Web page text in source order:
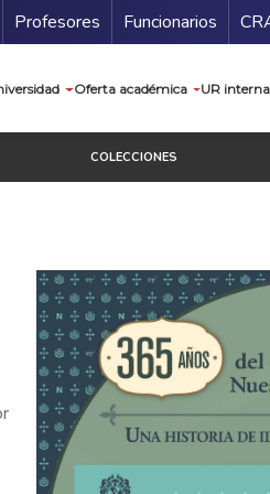
Profesores Funcionarios
Oferta académica UR
COLECCIONES